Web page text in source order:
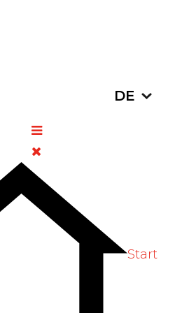
DE
Start
von oralen
Was tun